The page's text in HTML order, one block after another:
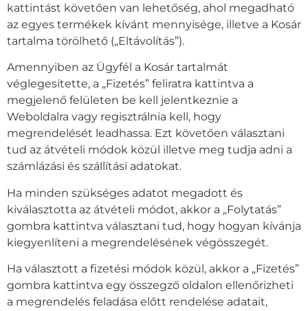
kattintást követően van lehetőség, ahol megadható
az egyes termékek kívánt mennyisége, illetve a Kosár
tartalma törölhető („Eltávolítás”).
Amennyiben az Ügyfél a Kosár tartalmát
véglegesítette, a „Fizetés” feliratra kattintva a
megjelenő felületen be kell jelentkeznie a
Weboldalra vagy regisztrálnia kell, hogy
megrendelését leadhassa. Ezt követően választani
tud az átvételi módok közül illetve meg tudja adni a
számlázási és szállítási adatokat.
Ha minden szükséges adatot megadott és
kiválasztotta az átvételi módot, akkor a „Folytatás”
gombra kattintva választani tud, hogy hogyan kívánja
kiegyenlíteni a megrendelésének végösszegét.
Ha választott a fizetési módok közül, akkor a „Fizetés”
gombra kattintva egy összegző oldalon ellenőrizheti
a megrendelés feladása előtt rendelése adatait,